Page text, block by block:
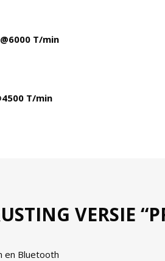
T/min
T/min
VERSIE
en Bluetooth